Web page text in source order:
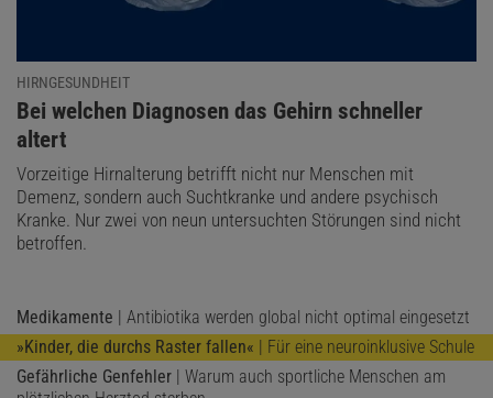
HIRNGESUNDHEIT
:
Bei welchen Diagnosen das Gehirn schneller
altert
Vorzeitige Hirnalterung betrifft nicht nur Menschen mit
Demenz, sondern auch Suchtkranke und andere psychisch
Kranke. Nur zwei von neun untersuchten Störungen sind nicht
betroffen.
Medikamente | Antibiotika werden global nicht optimal eingesetzt
»Kinder, die durchs Raster fallen« | Für eine neuroinklusive Schule
Gefährliche Genfehler | Warum auch sportliche Menschen am